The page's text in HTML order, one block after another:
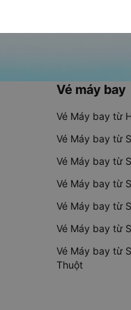
Vé máy bay
Vé Máy bay từ
Vé Máy bay từ
Vé Máy bay từ
Vé Máy bay từ
Vé Máy bay từ
Vé Máy bay từ
Vé Máy bay từ
Thuột